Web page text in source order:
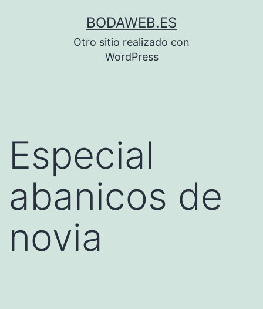
BODAWEB.ES
Otro sitio realizado con
WordPress
Especial
abanicos de
novia